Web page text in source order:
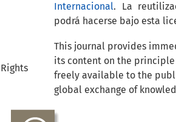
Internacional. La
podrá hacerse bajo esta
Rights
This journal provides
its content on the
freely available to the
global exchange of